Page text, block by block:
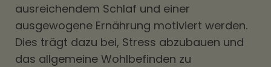
ausreichendem Schlaf und einer
ausgewogene Ernährung motiviert werden.
Dies trägt dazu bei, Stress abzubauen und
das allgemeine Wohlbefinden zu